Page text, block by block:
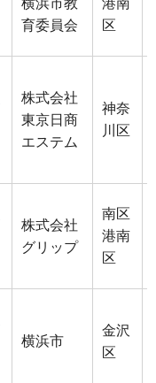
育委員会
区
株式会社
東京日商
エステム
神奈
川区
株式会社
グリップ
南区
港南
区
横浜市
金沢
区